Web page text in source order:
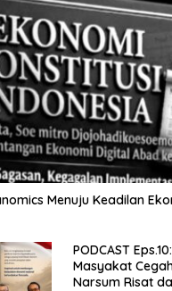
Menuju Keadilan
PODCAST
Masyakat
Narsum Risat